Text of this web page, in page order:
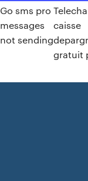
Go sms pro
messages
not sending
caisse
gratuit